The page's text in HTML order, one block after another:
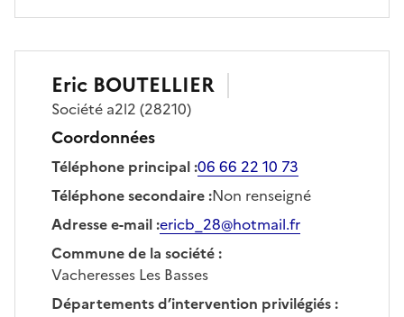
Eric BOUTELLIER
Société a2l2 (28210)
Coordonnées
Téléphone principal:06 66 22 10 73
Téléphone secondaire:Non renseigné
Adresse e-mail:ericb_28@hotmail.fr
Commune de la société:
Vacheresses Les Basses
Départements d’intervention privilégiés: